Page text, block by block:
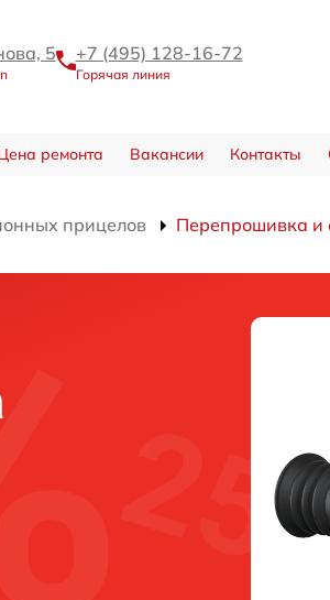
5 +7 (495) 128-16-72
Горячая линия
ремонта Вакансии Контакты
прицелов Перепрошивка и